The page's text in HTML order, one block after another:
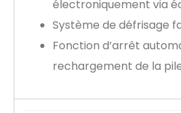
électroniquement via
Système de défrisage
Fonction d’arrêt
rechargement de la